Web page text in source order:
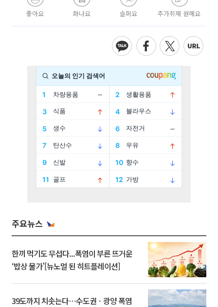
좋아요 화나요 슬퍼요 추가취재 원해요
주요뉴스
한끼 먹기도 무섭다...폭염이 부른 뜨거운
‘밥상 물가’[뉴노멀 된 히트플레이션]
39도까지 치솟는다⋯수도권ㆍ광양 폭염